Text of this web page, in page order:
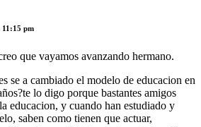
11:15 pm
que vayamos avanzando hermano.
se a cambiado el modelo de educacion en
lo digo porque bastantes amigos
educacion, y cuando han estudiado y
saben como tienen que actuar,